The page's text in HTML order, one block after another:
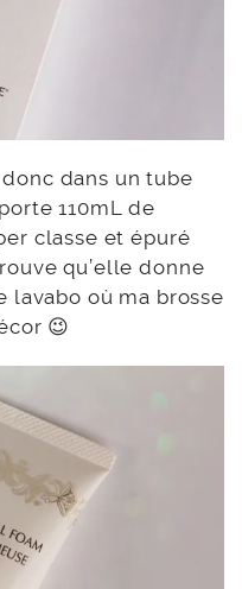
dans un tube
110mL de
classe et épuré
qu’elle donne
lavabo où ma brosse
😉